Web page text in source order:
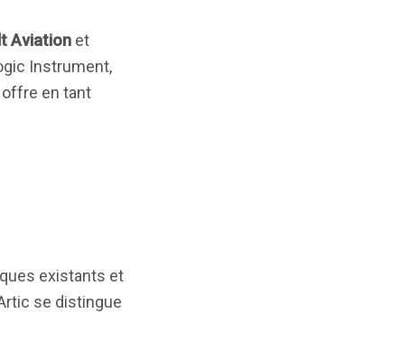
Aviation et
Instrument,
en tant
existants et
se distingue